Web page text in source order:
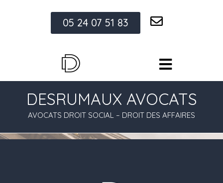
05 24 07 51 83
DESRUMAUX AVOCATS
AVOCATS DROIT SOCIAL – DROIT DES AFFAIRES